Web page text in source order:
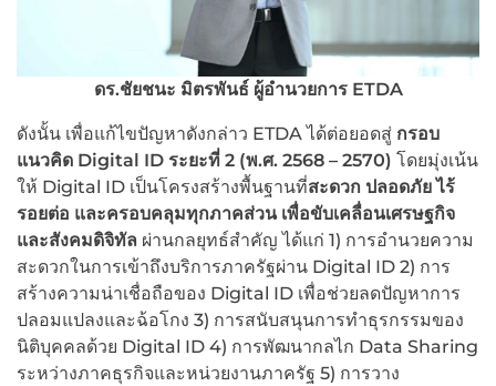
ดร.ชัยชนะ มิตรพันธ์ ผู้อำนวยการ ETDA
ดังนั้น เพื่อแก้ไขปัญหาดังกล่าว ETDA ได้ต่อยอดสู่ กรอบ
แนวคิด Digital ID ระยะที่ 2 (พ.ศ. 2568 – 2570) โดยมุ่งเน้น
ให้ Digital ID เป็นโครงสร้างพื้นฐานที่สะดวก ปลอดภัย ไร้
รอยต่อ และครอบคลุมทุกภาคส่วน เพื่อขับเคลื่อนเศรษฐกิจ
และสังคมดิจิทัล ผ่านกลยุทธ์สำคัญ ได้แก่ 1) การอำนวยความ
สะดวกในการเข้าถึงบริการภาครัฐผ่าน Digital ID 2) การ
สร้างความน่าเชื่อถือของ Digital ID เพื่อช่วยลดปัญหาการ
ปลอมแปลงและฉ้อโกง 3) การสนับสนุนการทำธุรกรรมของ
นิติบุคคลด้วย Digital ID 4) การพัฒนากลไก Data Sharing
ระหว่างภาคธุรกิจและหน่วยงานภาครัฐ 5) การวาง